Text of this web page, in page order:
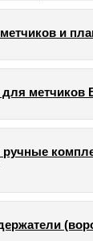
и
для метчиков
ручные